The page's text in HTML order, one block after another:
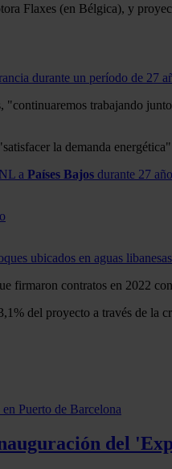
Flaxes (en Bélgica), y
durante un período de 27
trabajando
la demanda
a Países Bajos durante 27
ubicados en aguas
firmaron contratos en 2022
del proyecto a través de la
del